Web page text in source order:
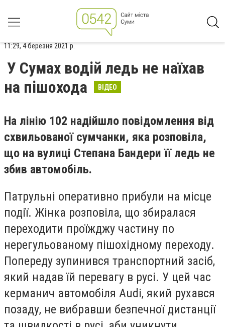
11:29, 4 березня 2021 р.
У Сумах водій ледь не наїхав
на пішохода
ВІДЕО
На лінію 102 надійшло повідомлення від
схвильованої сумчанки, яка розповіла,
що на вулиці Степана Бандери її ледь не
збив автомобіль.
Патрульні оперативно прибули на місце
події. Жінка розповіла, що збиралася
переходити проїжджу частину по
нерегульованому пішохідному переходу.
Попереду зупинився транспортний засіб,
який надав їй перевагу в русі. У цей час
керманич автомобіля Audi, який рухався
позаду, не вибравши безпечної дистанції